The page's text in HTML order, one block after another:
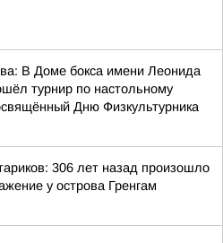
В Доме бокса имени Леонида
турнир по настольному
Дню Физкультурника
306 лет назад произошло
у острова Гренгам